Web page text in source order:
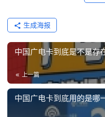
生成海报
中国广电卡到底是不是存
上一篇
中国广电卡到底用的是哪